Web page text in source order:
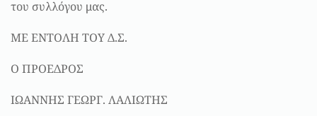
του συλλόγου μας.
ME ENTOΛΗ ΤΟΥ Δ.Σ.
Ο ΠΡΟΕΔΡΟΣ
ΙΩΑΝΝΗΣ ΓΕΩΡΓ. ΛΑΛΙΩΤΗΣ